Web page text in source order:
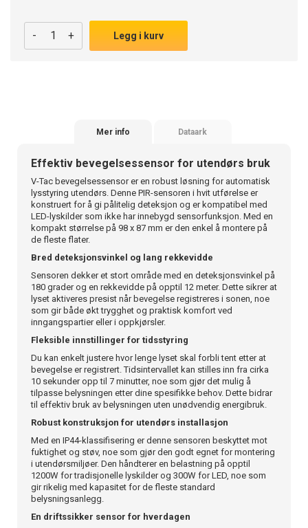
- + Legg i kurv
Mer info Dataark
Effektiv bevegelsessensor for utendørs bruk
V-Tac bevegelsessensor er en robust løsning for automatisk
lysstyring utendørs. Denne PIR-sensoren i hvit utførelse er
konstruert for å gi pålitelig deteksjon og er kompatibel med
LED-lyskilder som ikke har innebygd sensorfunksjon. Med en
kompakt størrelse på 98 x 87 mm er den enkel å montere på
de fleste flater.
Bred deteksjonsvinkel og lang rekkevidde
Sensoren dekker et stort område med en deteksjonsvinkel på
180 grader og en rekkevidde på opptil 12 meter. Dette sikrer at
lyset aktiveres presist når bevegelse registreres i sonen, noe
som gir både økt trygghet og praktisk komfort ved
inngangspartier eller i oppkjørsler.
Fleksible innstillinger for tidsstyring
Du kan enkelt justere hvor lenge lyset skal forbli tent etter at
bevegelse er registrert. Tidsintervallet kan stilles inn fra cirka
10 sekunder opp til 7 minutter, noe som gjør det mulig å
tilpasse belysningen etter dine spesifikke behov. Dette bidrar
til effektiv bruk av belysningen uten unødvendig energibruk.
Robust konstruksjon for utendørs installasjon
Med en IP44-klassifisering er denne sensoren beskyttet mot
fuktighet og støv, noe som gjør den godt egnet for montering
i utendørsmiljøer. Den håndterer en belastning på opptil
1200W for tradisjonelle lyskilder og 300W for LED, noe som
gir rikelig med kapasitet for de fleste standard
belysningsanlegg.
En driftssikker sensor for hverdagen